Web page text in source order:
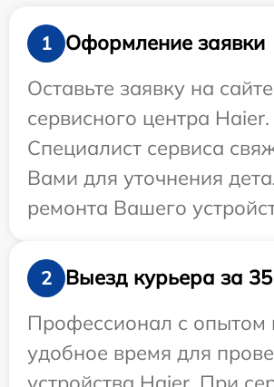
1
Оформление заявки
Оставьте заявку на сайте
сервисного центра Haier.
Специалист сервиса
Вами для уточнения
ремонта Вашего
2
Выезд курьера за
Профессионал с опытом
удобное время для